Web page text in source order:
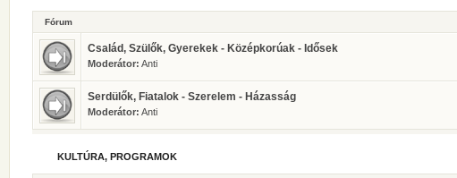
Fórum
Család, Szülők, Gyerekek - Középkorúak - Idősek
Moderátor: Anti
Serdülők, Fiatalok - Szerelem - Házasság
Moderátor: Anti
KULTÚRA, PROGRAMOK